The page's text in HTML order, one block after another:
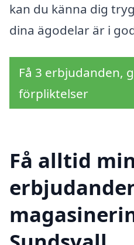
kan du känna dig
dina ägodelar är i
Få 3 erbjudanden,
förpliktelser
Få alltid